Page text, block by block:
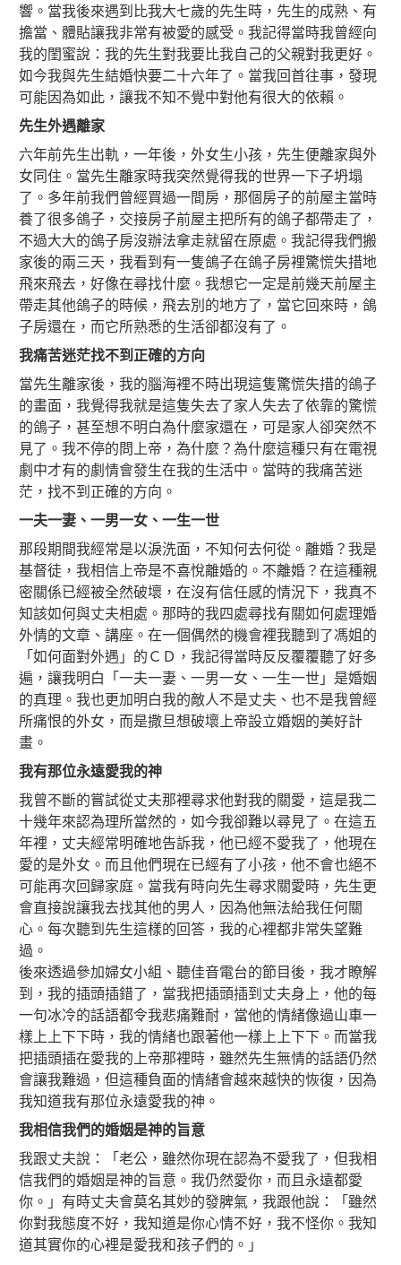
響。當我後來遇到比我大七歲的先生時，先生的成熟、有
擔當、體貼讓我非常有被愛的感受。我記得當時我曾經向
我的閨蜜說：我的先生對我要比我自己的父親對我更好。
如今我與先生結婚快要二十六年了。當我回首往事，發現
可能因為如此，讓我不知不覺中對他有很大的依賴。
先生外遇離家
六年前先生出軌，一年後，外女生小孩，先生便離家與外
女同住。當先生離家時我突然覺得我的世界一下子坍塌
了。多年前我們曾經買過一間房，那個房子的前屋主當時
養了很多鴿子，交接房子前屋主把所有的鴿子都帶走了，
不過大大的鴿子房沒辦法拿走就留在原處。我記得我們搬
家後的兩三天，我看到有一隻鴿子在鴿子房裡驚慌失措地
飛來飛去，好像在尋找什麼。我想它一定是前幾天前屋主
帶走其他鴿子的時候，飛去別的地方了，當它回來時，鴿
子房還在，而它所熟悉的生活卻都沒有了。
我痛苦迷茫找不到正確的方向
當先生離家後，我的腦海裡不時出現這隻驚慌失措的鴿子
的畫面，我覺得我就是這隻失去了家人失去了依靠的驚慌
的鴿子，甚至想不明白為什麼家還在，可是家人卻突然不
見了。我不停的問上帝，為什麼？為什麼這種只有在電視
劇中才有的劇情會發生在我的生活中。當時的我痛苦迷
茫，找不到正確的方向。
一夫一妻、一男一女、一生一世
那段期間我經常是以淚洗面，不知何去何從。離婚？我是
基督徒，我相信上帝是不喜悅離婚的。不離婚？在這種親
密關係已經被全然破壞，在沒有信任感的情況下，我真不
知該如何與丈夫相處。那時的我四處尋找有關如何處理婚
外情的文章、講座。在一個偶然的機會裡我聽到了馮姐的
「如何面對外遇」的ＣＤ，我記得當時反反覆覆聽了好多
遍，讓我明白「一夫一妻、一男一女、一生一世」是婚姻
的真理。我也更加明白我的敵人不是丈夫、也不是我曾經
所痛恨的外女，而是撒旦想破壞上帝設立婚姻的美好計
畫。
我有那位永遠愛我的神
我曾不斷的嘗試從丈夫那裡尋求他對我的關愛，這是我二
十幾年來認為理所當然的，如今我卻難以尋見了。在這五
年裡，丈夫經常明確地告訴我，他已經不愛我了，他現在
愛的是外女。而且他們現在已經有了小孩，他不會也絕不
可能再次回歸家庭。當我有時向先生尋求關愛時，先生更
會直接說讓我去找其他的男人，因為他無法給我任何關
心。每次聽到先生這樣的回答，我的心裡都非常失望難
過。
後來透過參加婦女小組、聽佳音電台的節目後，我才瞭解
到，我的插頭插錯了，當我把插頭插到丈夫身上，他的每
一句冰冷的話語都令我悲痛難耐，當他的情緒像過山車一
樣上上下下時，我的情緒也跟著他一樣上上下下。而當我
把插頭插在愛我的上帝那裡時，雖然先生無情的話語仍然
會讓我難過，但這種負面的情緒會越來越快的恢復，因為
我知道我有那位永遠愛我的神。
我相信我們的婚姻是神的旨意
我跟丈夫說：「老公，雖然你現在認為不愛我了，但我相
信我們的婚姻是神的旨意。我仍然愛你，而且永遠都愛
你。」有時丈夫會莫名其妙的發脾氣，我跟他說：「雖然
你對我態度不好，我知道是你心情不好，我不怪你。我知
道其實你的心裡是愛我和孩子們的。」